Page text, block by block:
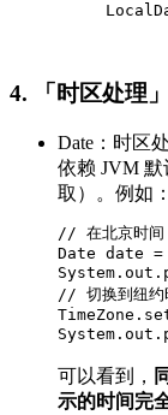
4. 「时区处理
Date：时区
依赖 JVM 默
取）。例如：
// 在北京时间
Date date =
// 切换到纽约
可以看到，
示的时间完